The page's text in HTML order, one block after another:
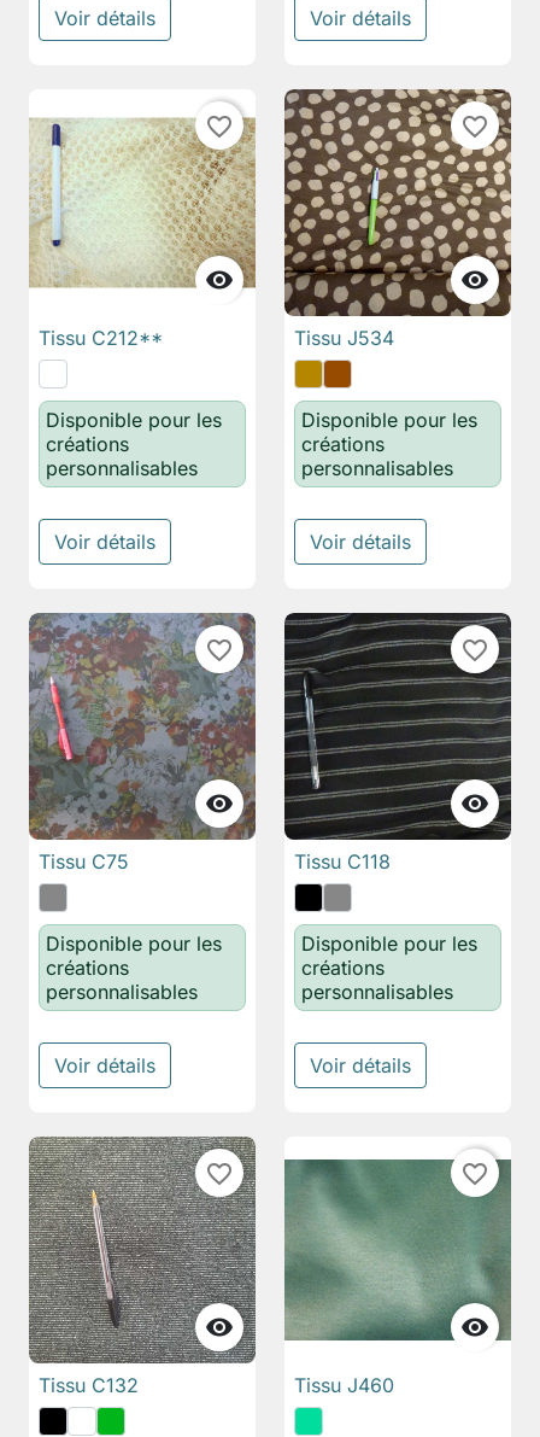
Voir détails Voir détails

favorite_border
Tissu C212**
Disponible pour les
créations
personnalisables
Voir détails

favorite_border
Tissu J534
Disponible pour les
créations
personnalisables
Voir détails

favorite_border
Tissu C75
Disponible pour les
créations
personnalisables
Voir détails

favorite_border
Tissu C118
Disponible pour les
créations
personnalisables
Voir détails

favorite_border
Tissu C132

favorite_border
Tissu J460